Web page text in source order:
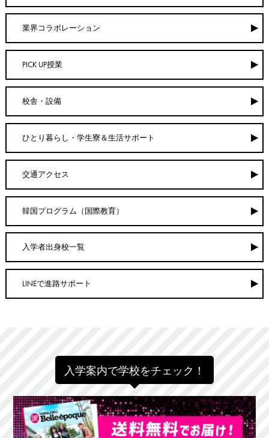
業界コラボレーション
PICK UP授業
校舎・設備
ひとり暮らし・学生寮＆生活サポート
交通アクセス
韓国プログラム（国際教育）
入学者出身校一覧
LINEで進路サポート
入学案内で学校をチェック！